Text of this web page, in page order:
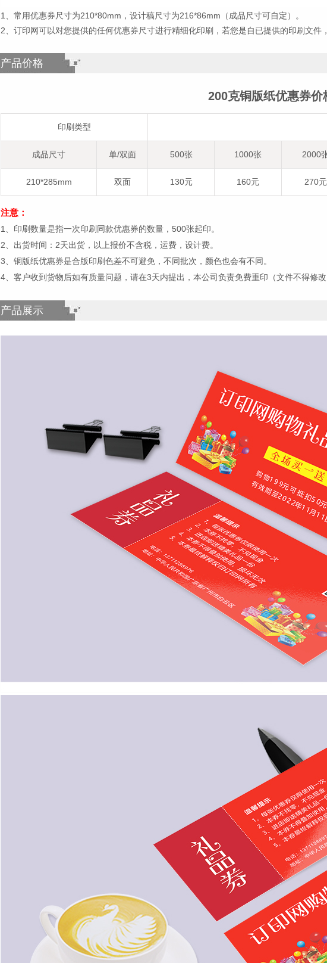
1
常用优惠券尺寸为210*80mm，设计稿尺寸为216*86mm（成品尺寸可自定）。
2、订印网可以对您提供的任何优惠券尺寸进行精细化印刷，若您是自已提供的印刷文件
产品价格
200克铜版纸优惠券价
印刷类型
成品尺寸 单/双面 500张 1000张 2000
210*285mm 双面 130元 160元 270元
注意：
1、印刷数量是指一次印刷同款优惠券的数量，500张起印。
2、出货时间：2天出货，以上报价不含税，运费，设计费。
3、铜版纸优惠券是合版印刷色差不可避免，不同批次，颜色也会有不同。
4、客户收到货物后如有质量问题，请在3天内提出，本公司负责免费重印（文件不得修改
产品展示